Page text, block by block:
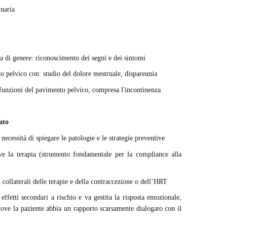
di genere: riconoscimento dei segni e dei sintomi
pelvico con: studio del dolore mestruale, dispareunia
del pavimento pelvico, compresa l'incontinenza
di spiegare le patologie e le strategie preventive
la terapia (strumento fondamentale per la compliance alla
delle terapie e della contraccezione o dell’HRT
secondari a rischio e va gestita la risposta emozionale,
la paziente abbia un rapporto scarsamente dialogato con il